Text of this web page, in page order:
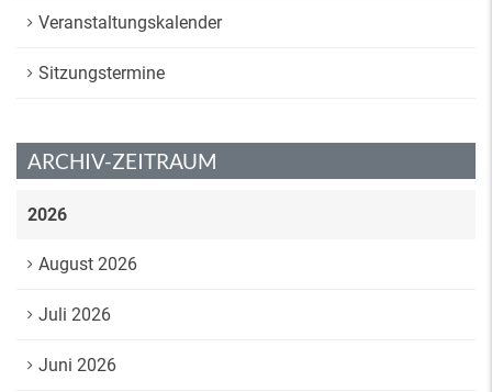
Veranstaltungskalender
Sitzungstermine
ARCHIV-ZEITRAUM
2026
August 2026
Juli 2026
Juni 2026